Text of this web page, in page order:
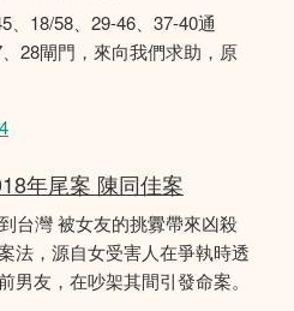
、18/58、29-46、37-40通
28閘門，來向我們求助，原
年尾案 陳同佳案
台灣 被女友的挑釁帶來凶殺
法，源自女受害人在爭執時透
男友，在吵架其間引發命案。